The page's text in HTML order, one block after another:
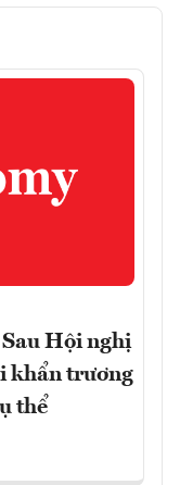
Hội nghị
khẩn trương
thể